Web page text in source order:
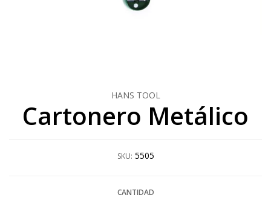
HANS TOOL
Cartonero Metálico
SKU: 5505
CANTIDAD